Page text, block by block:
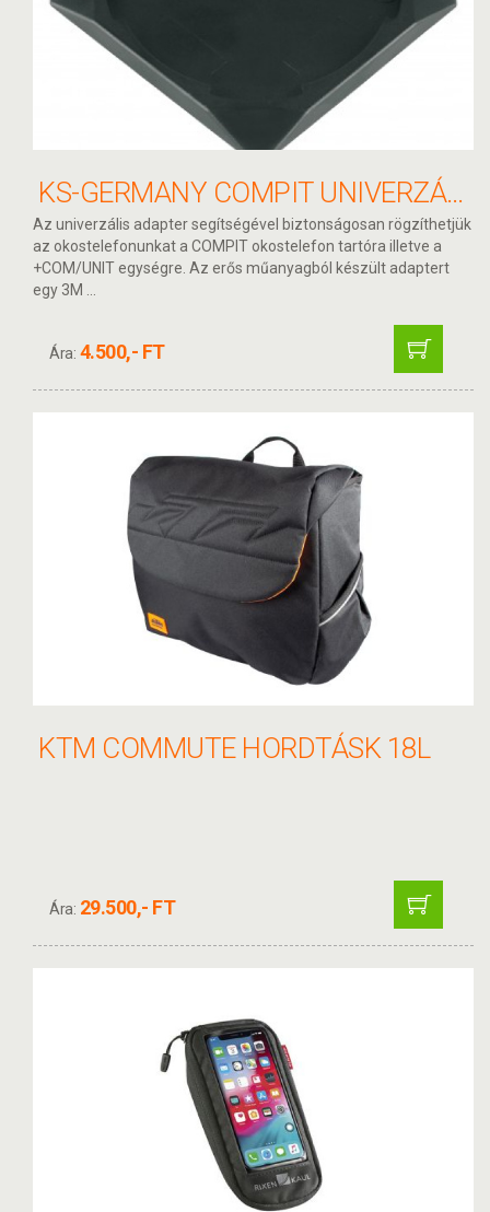
KS-GERMANY COMPIT UNIVERZÁLIS OKOSTELEFON TARTÓ ADAPTER
Az univerzális adapter segítségével biztonságosan rögzíthetjük
az okostelefonunkat a COMPIT okostelefon tartóra illetve a
+COM/UNIT egységre. Az erős műanyagból készült adaptert
egy 3M ...
Ára: 4.500,- FT
KTM COMMUTE HORDTÁSK 18L
Ára: 29.500,- FT